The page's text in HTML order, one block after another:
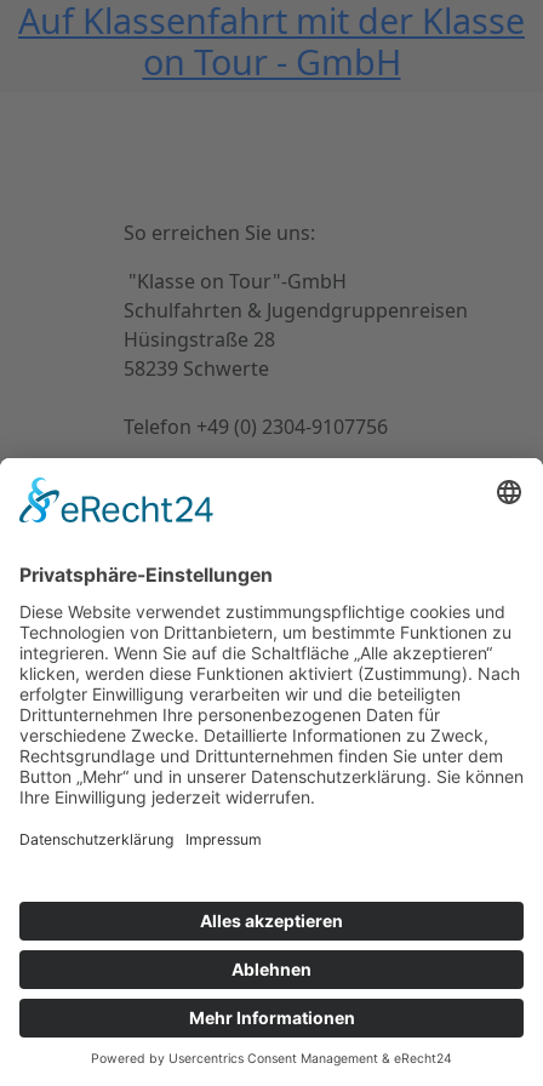
Auf Klassenfahrt mit der Klasse
on Tour - GmbH
So erreichen Sie uns:
"Klasse on Tour"-GmbH
Schulfahrten & Jugendgruppenreisen
Hüsingstraße 28
58239 Schwerte
Telefon +49 (0) 2304-9107756
Spambots geschützt! Zur Anzeige muss
Oder benutzen Sie unserKontaktformular.
Copyright © 2024 Auf Klassenfahrt mit der Klasse on
Tour-GmbH. Alle Rechte vorbehalten.
StartseiteErste InformationenDeutschlandEuropa
StädtetourenSport & AktionenCenterParcs
Landal FerienparksAGBImpressum / Datenschutzerklärung